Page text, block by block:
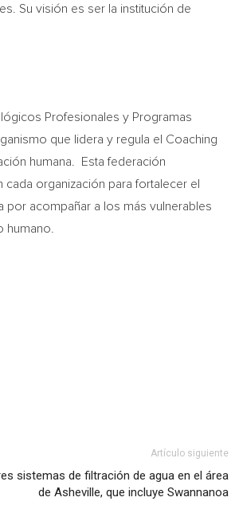
Su visión es ser la institución de
Profesionales y Programas
que lidera y regula el Coaching
humana. Esta federación
organización para fortalecer el
por acompañar a los más vulnerables
Artículo siguiente
sistemas de filtración de agua en el área
de Asheville, que incluye Swannanoa